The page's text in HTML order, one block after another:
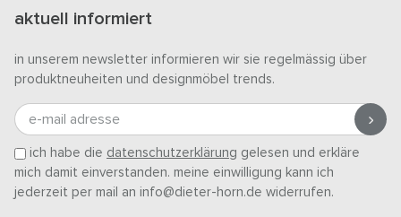
aktuell informiert
in unserem newsletter informieren wir sie regelmässig über
produktneuheiten und designmöbel trends.
e-mail adresse
ich habe die datenschutzerklärung gelesen und erkläre
mich damit einverstanden. meine einwilligung kann ich
jederzeit per mail an info@dieter-horn.de widerrufen.